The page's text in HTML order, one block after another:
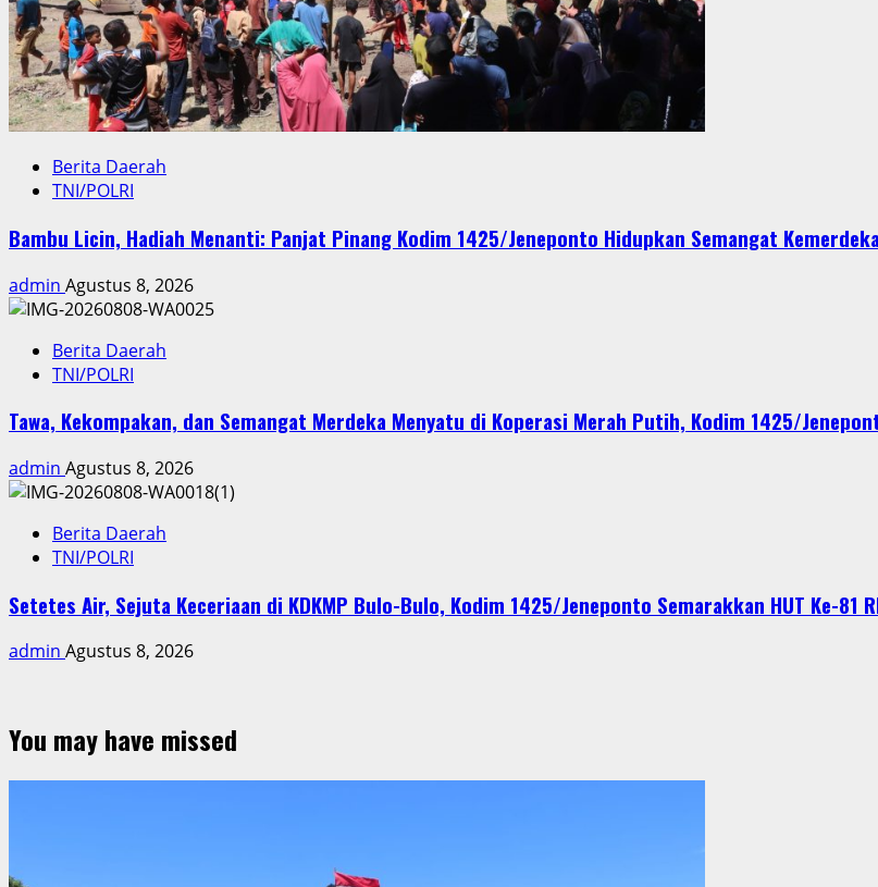
Berita Daerah
TNI/POLRI
Bambu Licin, Hadiah Menanti: Panjat Pinang Kodim 1425/Jeneponto Hidupkan Semangat
admin Agustus 8, 2026
Berita Daerah
TNI/POLRI
Tawa, Kekompakan, dan Semangat Merdeka Menyatu di Koperasi Merah Putih, Kodim 1425/
admin Agustus 8, 2026
Berita Daerah
TNI/POLRI
Setetes Air, Sejuta Keceriaan di KDKMP Bulo-Bulo, Kodim 1425/Jeneponto Semarakkan HUT Ke-81
admin Agustus 8, 2026
You may have missed